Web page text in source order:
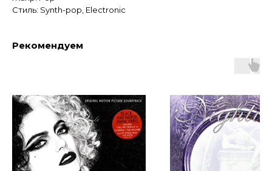
Стиль: Synth-pop, Electronic
Рекомендуем